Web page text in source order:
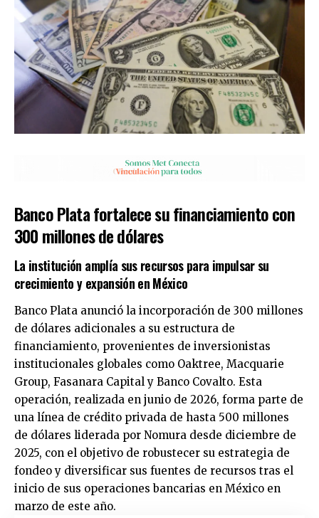
Banco Plata fortalece su financiamiento con
300 millones de dólares
La institución amplía sus recursos para impulsar su
crecimiento y expansión en México
Banco Plata anunció la incorporación de 300 millones
de dólares adicionales a su estructura de
financiamiento, provenientes de inversionistas
institucionales globales como Oaktree, Macquarie
Group, Fasanara Capital y Banco Covalto. Esta
operación, realizada en junio de 2026, forma parte de
una línea de crédito privada de hasta 500 millones
de dólares liderada por Nomura desde diciembre de
2025, con el objetivo de robustecer su estrategia de
fondeo y diversificar sus fuentes de recursos tras el
inicio de sus operaciones bancarias en México en
marzo de este año.